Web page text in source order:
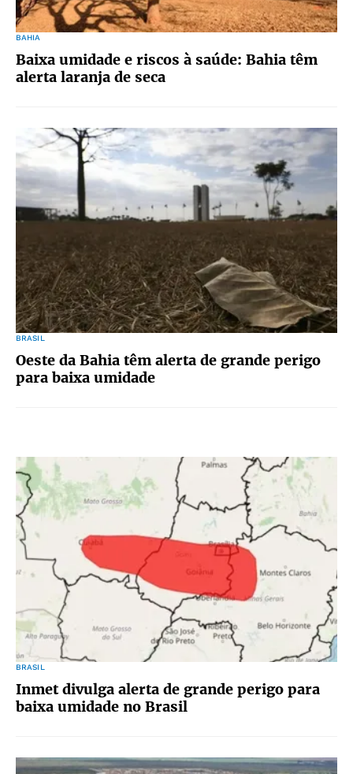
BAHIA
Baixa umidade e riscos à saúde: Bahia têm
alerta laranja de seca
BRASIL
Oeste da Bahia têm alerta de grande perigo
para baixa umidade
BRASIL
Inmet divulga alerta de grande perigo para
baixa umidade no Brasil